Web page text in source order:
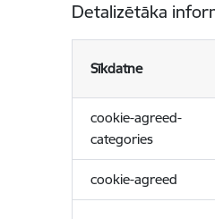
Detalizētāka
Sīkdatne
cookie-agreed-
categories
cookie-agreed